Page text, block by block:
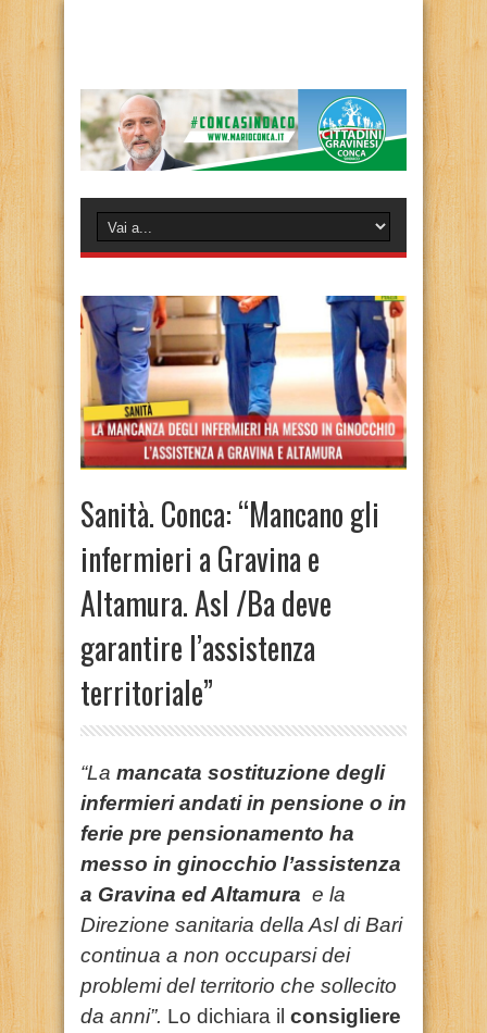
Sanità. Conca: “Mancano gli
infermieri a Gravina e
Altamura. Asl /Ba deve
garantire l’assistenza
territoriale”
“La mancata sostituzione degli
infermieri andati in pensione o in
ferie pre pensionamento ha
messo in ginocchio l’assistenza
a Gravina ed Altamura e la
Direzione sanitaria della Asl di Bari
continua a non occuparsi dei
problemi del territorio che sollecito
da anni”. Lo dichiara il consigliere